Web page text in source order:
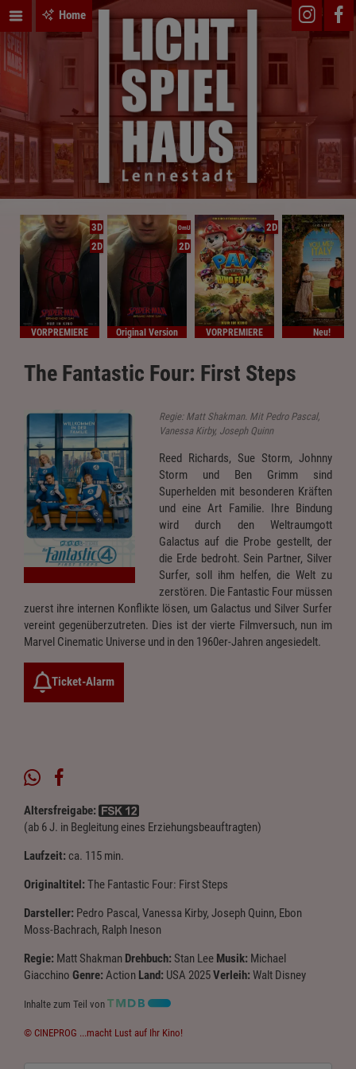
Home
3D
2D
VORPREMIERE
OmU
2D
Original Version
2D
VORPREMIERE Neu!
The Fantastic Four: First Steps
Regie: Matt Shakman. Mit Pedro Pascal,
Vanessa Kirby, Joseph Quinn
Reed Richards, Sue Storm, Johnny
Storm und Ben Grimm sind
Superhelden mit besonderen Kräften
und eine Art Familie. Ihre Bindung
wird durch den Weltraumgott
Galactus auf die Probe gestellt, der
die Erde bedroht. Sein Partner, Silver
Surfer, soll ihm helfen, die Welt zu
zerstören. Die Fantastic Four müssen
zuerst ihre internen Konflikte lösen, um Galactus und Silver Surfer
vereint gegenüberzutreten. Dies ist der vierte Filmversuch, nun im
Marvel Cinematic Universe und in den 1960er-Jahren angesiedelt.
Ticket-Alarm
Altersfreigabe:
(ab 6 J. in Begleitung eines Erziehungsbeauftragten)
Laufzeit: ca. 115 min.
Originaltitel: The Fantastic Four: First Steps
Darsteller: Pedro Pascal, Vanessa Kirby, Joseph Quinn, Ebon
Moss-Bachrach, Ralph Ineson
Regie: Matt Shakman Drehbuch: Stan Lee Musik: Michael
Giacchino Genre: Action Land: USA 2025Verleih: Walt Disney
Inhalte zum Teil von
© CINEPROG ...macht Lust auf Ihr Kino!